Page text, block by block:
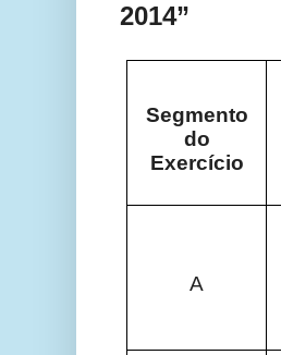
2014”
Segmento
do
Exercício
A